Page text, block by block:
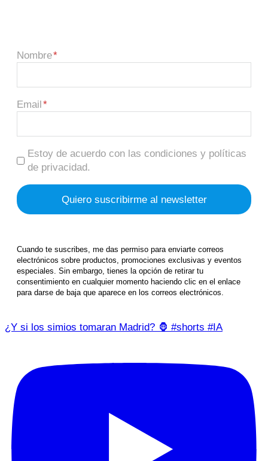
Nombre
Email
Estoy de acuerdo con las condiciones y políticas
de privacidad.
Cuando te suscribes, me das permiso para enviarte correos
electrónicos sobre productos, promociones exclusivas y eventos
especiales. Sin embargo, tienes la opción de retirar tu
consentimiento en cualquier momento haciendo clic en el enlace
para darse de baja que aparece en los correos electrónicos.
¿Y si los simios tomaran Madrid? 🦍 #shorts #IA